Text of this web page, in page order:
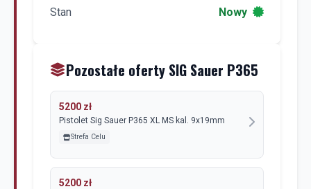
Stan Nowy
Pozostałe oferty SIG Sauer P365
5200 zł
Pistolet Sig Sauer P365 XL MS kal. 9x19mm
Strefa Celu
5200 zł